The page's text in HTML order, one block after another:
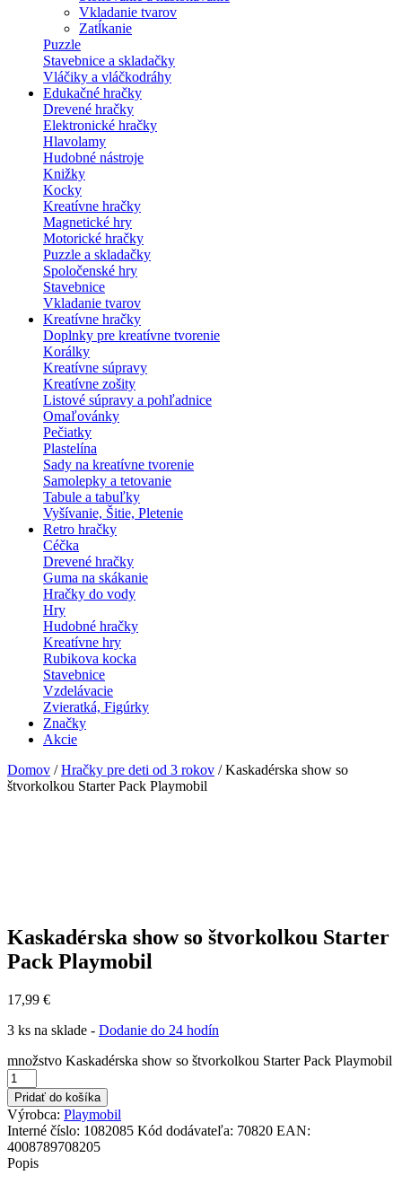
Vkladanie tvarov
Zatĺkanie
Puzzle
Stavebnice a skladačky
Vláčiky a vláčkodráhy
Edukačné hračky
Drevené hračky
Elektronické hračky
Hlavolamy
Hudobné nástroje
Knižky
Kocky
Kreatívne hračky
Magnetické hry
Motorické hračky
Puzzle a skladačky
Spoločenské hry
Stavebnice
Vkladanie tvarov
Kreatívne hračky
Doplnky pre kreatívne tvorenie
Korálky
Kreatívne súpravy
Kreatívne zošity
Listové súpravy a pohľadnice
Omaľovánky
Pečiatky
Plastelína
Sady na kreatívne tvorenie
Samolepky a tetovanie
Tabule a tabuľky
Vyšívanie, Šitie, Pletenie
Retro hračky
Céčka
Drevené hračky
Guma na skákanie
Hračky do vody
Hry
Hudobné hračky
Kreatívne hry
Rubikova kocka
Stavebnice
Vzdelávacie
Zvieratká, Figúrky
Značky
Akcie
Domov /Hračky pre deti od 3 rokov / Kaskadérska show so
štvorkolkou Starter Pack Playmobil
Kaskadérska show so štvorkolkou Starter
Pack Playmobil
17,99 €
3 ks na sklade - Dodanie do 24 hodín
množstvo Kaskadérska show so štvorkolkou Starter Pack Playmobil
Pridať do košíka
Výrobca: Playmobil
Interné číslo: 1082085 Kód dodávateľa: 70820 EAN:
4008789708205
Popis